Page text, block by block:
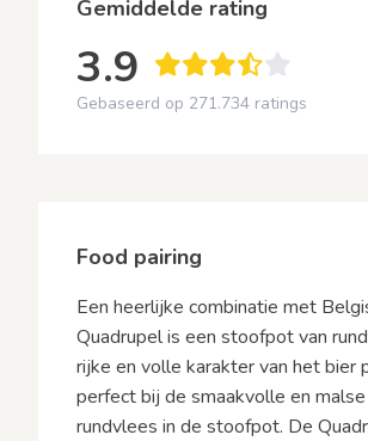
Gemiddelde rating
3.9
Gebaseerd op 271.734 ratings
Food pairing
Een heerlijke combinatie met
Quadrupel is een stoofpot van
rijke en volle karakter van het bier
perfect bij de smaakvolle en
rundvlees in de stoofpot. De